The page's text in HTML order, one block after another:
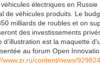
électriques en
de véhicules produits. Le
milliards de roubles et on
des investissements
d’illustration est la maquette
au forum Open
www.zr.ru/content/news/